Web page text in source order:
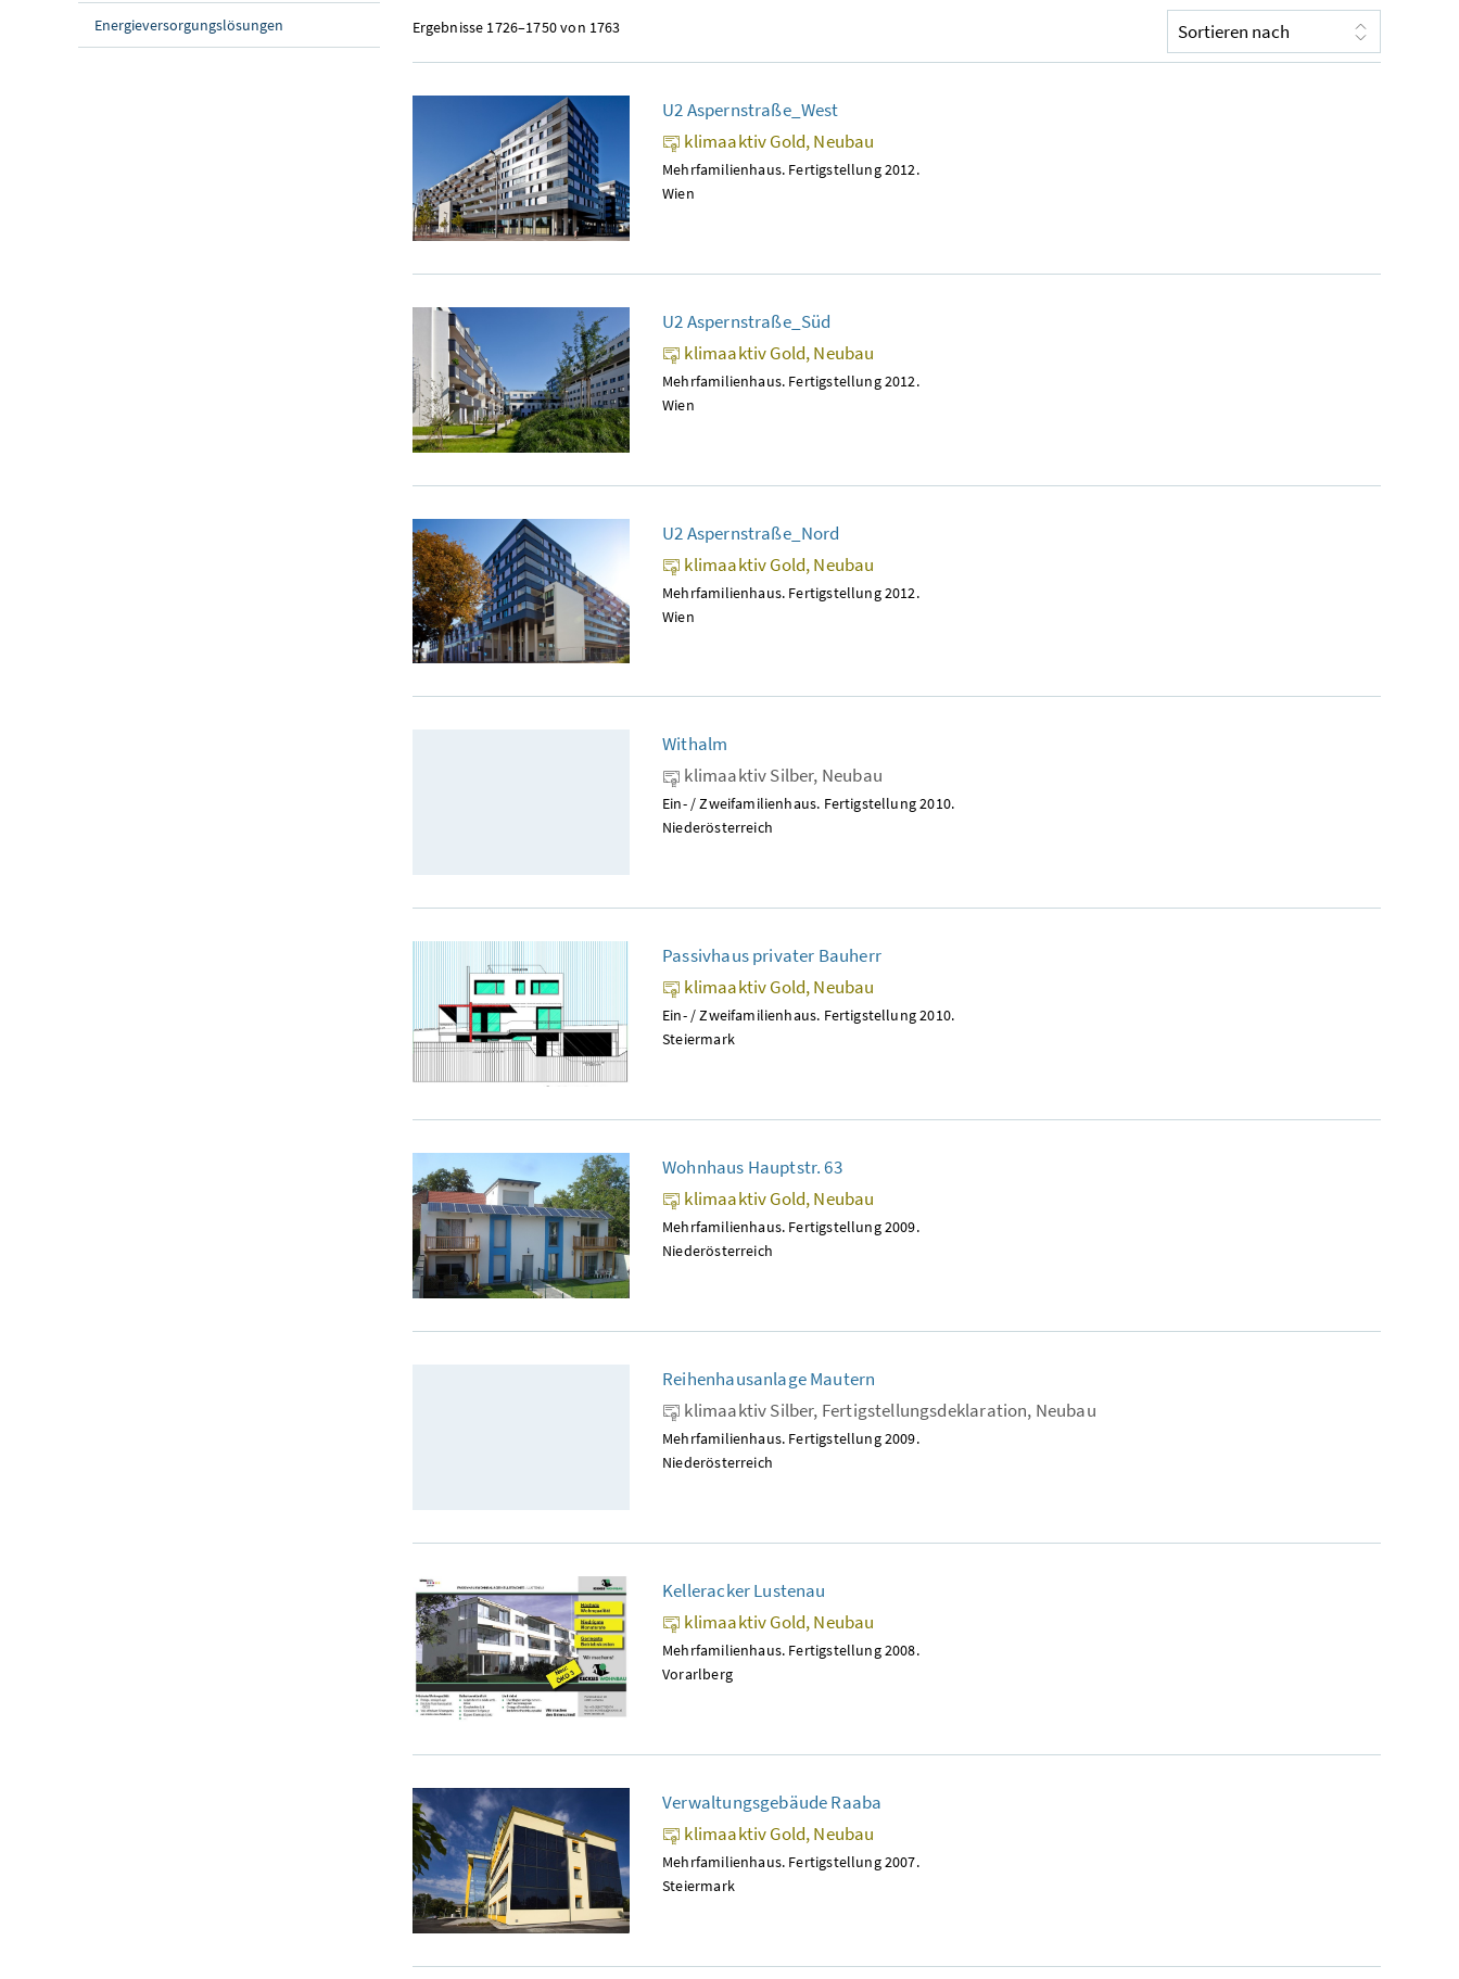
Energieversorgungslösungen Ergebnisse 1726–1750 von 1763
U2 Aspernstraße_West
klimaaktiv Gold, Neubau
Mehrfamilienhaus. Fertigstellung 2012.
Wien
U2 Aspernstraße_Süd
klimaaktiv Gold, Neubau
Mehrfamilienhaus. Fertigstellung 2012.
Wien
U2 Aspernstraße_Nord
klimaaktiv Gold, Neubau
Mehrfamilienhaus. Fertigstellung 2012.
Wien
Withalm
klimaaktiv Silber, Neubau
Ein- / Zweifamilienhaus. Fertigstellung 2010.
Niederösterreich
Passivhaus privater Bauherr
klimaaktiv Gold, Neubau
Ein- / Zweifamilienhaus. Fertigstellung 2010.
Steiermark
Wohnhaus Hauptstr. 63
klimaaktiv Gold, Neubau
Mehrfamilienhaus. Fertigstellung 2009.
Niederösterreich
Reihenhausanlage Mautern
klimaaktiv Silber, Fertigstellungsdeklaration, Neubau
Mehrfamilienhaus. Fertigstellung 2009.
Niederösterreich
Kelleracker Lustenau
klimaaktiv Gold, Neubau
Mehrfamilienhaus. Fertigstellung 2008.
Vorarlberg
Verwaltungsgebäude Raaba
klimaaktiv Gold, Neubau
Mehrfamilienhaus. Fertigstellung 2007.
Steiermark